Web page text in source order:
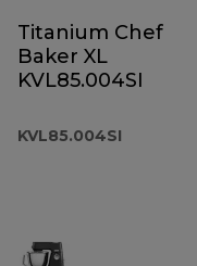
Titanium Chef
Baker XL
KVL85.004SI
KVL85.004SI